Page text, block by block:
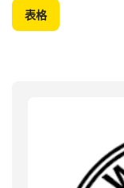
表格